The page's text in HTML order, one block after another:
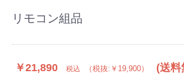
リモコン組品
￥21,890 税込 （税抜:￥19,900） (送料